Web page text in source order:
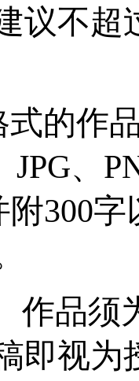
议不超
式的作
JPG、
附300
作品须
即视为